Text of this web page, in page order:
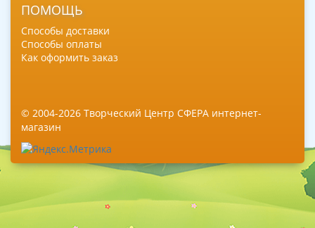
ПОМОЩЬ
Способы доставки
Способы оплаты
Как оформить заказ
© 2004-2026 Творческий Центр СФЕРА интернет-
магазин